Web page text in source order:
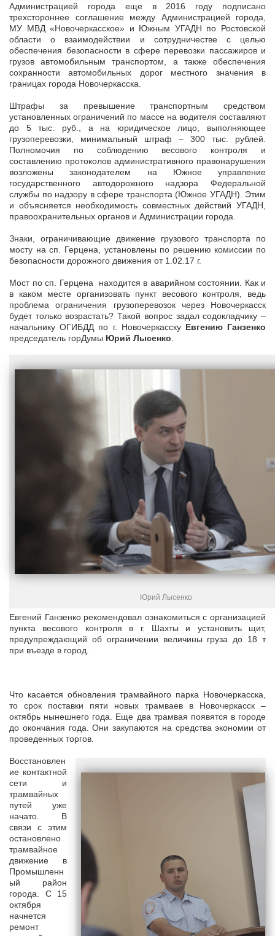
Администрацией города еще в 2016 году подписано
трехстороннее соглашение между Администрацией города,
МУ МВД «Новочеркасское» и Южным УГАДН по Ростовской
области о взаимодействии и сотрудничестве с целью
обеспечения безопасности в сфере перевозки пассажиров и
грузов автомобильным транспортом, а также обеспечения
сохранности автомобильных дорог местного значения в
границах города Новочеркасска.
Штрафы за превышение транспортным средством
установленных ограничений по массе на водителя составляют
до 5 тыс. руб., а на юридическое лицо, выполняющее
грузоперевозки, минимальный штраф – 300 тыс. рублей.
Полномочия по соблюдению весового контроля и
составлению протоколов административного правонарушения
возложены законодателем на Южное управление
государственного автодорожного надзора Федеральной
службы по надзору в сфере транспорта (Южное УГАДН). Этим
и объясняется необходимость совместных действий УГАДН,
правоохранительных органов и Администрации города.
Знаки, ограничивающие движение грузового транспорта по
мосту на сп. Герцена, установлены по решению комиссии по
безопасности дорожного движения от 1.02.17 г.
Мост по сп. Герцена находится в аварийном состоянии. Как и
в каком месте организовать пункт весового контроля, ведь
проблема ограничения грузоперевозок через Новочеркасск
будет только возрастать? Такой вопрос задал содокладчику –
начальнику ОГИБДД по г. Новочеркасску Евгению Ганзенко
председатель горДумы Юрий Лысенко
Юрий Лысенко
Евгений Ганзенко рекомендовал ознакомиться с организацией
пункта весового контроля в г. Шахты и установить щит,
предупреждающий об ограничении величины груза до 18 т
при въезде в город.
Что касается обновления трамвайного парка Новочеркасска,
то срок поставки пяти новых трамваев в Новочеркасск –
октябрь нынешнего года. Еще два трамвая появятся в городе
до окончания года. Они закупаются на средства экономии от
проведенных торгов.
Восстановлен
ие контактной
сети и
трамвайных
путей уже
начато. В
связи с этим
остановлено
трамвайное
движение в
Промышленн
ый район
города. С 15
октября
начнется
ремонт